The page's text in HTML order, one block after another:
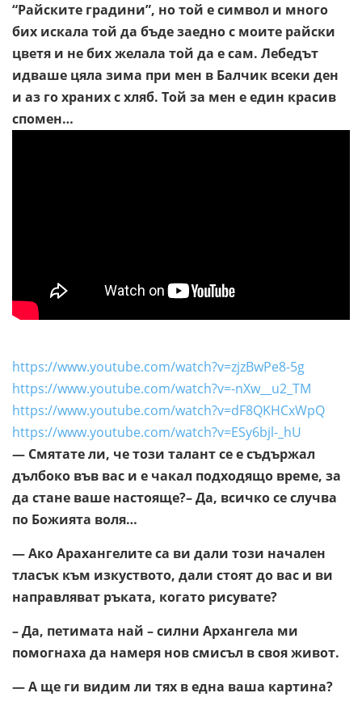
“Райските градини”, но той е символ и много
бих искала той да бъде заедно с моите райски
цветя и не бих желала той да е сам. Лебедът
идваше цяла зима при мен в Балчик всеки ден
и аз го храних с хляб. Той за мен е един красив
спомен…
https://www.youtube.com/watch?v=zjzBwPe8-5g
https://www.youtube.com/watch?v=-nXw__u2_TM
https://www.youtube.com/watch?v=dF8QKHCxWpQ
https://www.youtube.com/watch?v=ESy6bjl-_hU
— Смятате ли, че този талант се е съдържал
дълбоко във вас и е чакал подходящо време, за
да стане ваше настояще?– Да, всичко се случва
по Божията воля…
— Ако Арахангелите са ви дали този начален
тласък към изкуството, дали стоят до вас и ви
направляват ръката, когато рисувате?
– Да, петимата най – силни Архангела ми
помогнаха да намеря нов смисъл в своя живот.
— А ще ги видим ли тях в една ваша картина?